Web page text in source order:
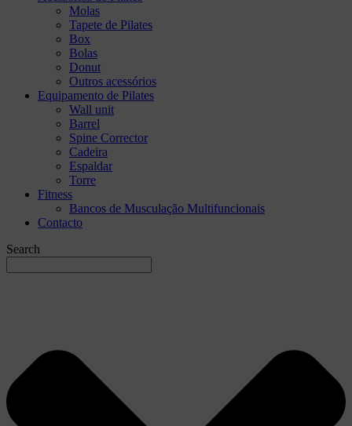
Molas
Tapete de Pilates
Box
Bolas
Donut
Outros acessórios
Equipamento de Pilates
Wall unit
Barrel
Spine Corrector
Cadeira
Espaldar
Torre
Fitness
Bancos de Musculação Multifuncionais
Contacto
Search